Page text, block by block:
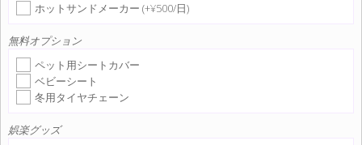
ホットサンドメーカー (+¥500/日)
無料オプション
ペット用シートカバー
ベビーシート
冬用タイヤチェーン
娯楽グッズ